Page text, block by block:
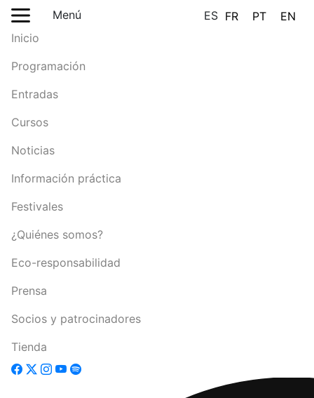
Menú ES FR PT
EN
Inicio
Programación
Entradas
Cursos
Noticias
Información práctica
Festivales
¿Quiénes somos?
Eco-responsabilidad
Prensa
Socios y patrocinadores
Tienda